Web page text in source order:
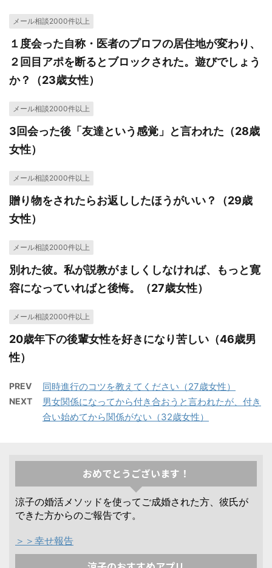
メール相談2000件以上
１度会った自称・医者のプロフの居住地が変わり、
２回目アポを断るとブロックされた。遊びでしょう
か？（23歳女性）
メール相談2000件以上
3回会った後「友達という感覚」と言われた（28歳
女性）
メール相談2000件以上
贈り物をされたらお返ししたほうがいい？（29歳
女性）
メール相談2000件以上
別れた彼。私が説教がましくしなければ、もっと寛
容になっていればと後悔。（27歳女性）
メール相談2000件以上
20歳年下の後輩女性を好きになり苦しい（46歳男
性）
PREV 同時進行のコツを教えてください（27歳女性）
NEXT
男女関係になってから付き合おうと言われたが、付き
合い始めてから関係がない（32歳女性）
おめでとうございます！
涼子の婚活メソッドを使ってご成婚された方、彼氏が
できた方からのご報告です。
＞＞幸せ報告